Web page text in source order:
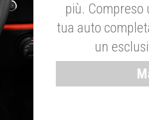
più. Compreso
tua auto
un